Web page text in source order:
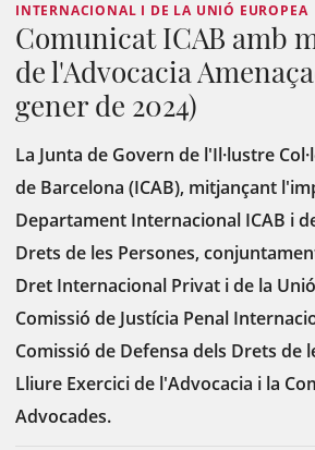
INTERNACIONAL I DE LA UNIÓ EUROPEA
Comunicat ICAB amb
de l'Advocacia
gener de 2024)
La Junta de Govern de l'Il·lustre
de Barcelona (ICAB), mitjançant
Departament Internacional ICAB i
Drets de les Persones,
Dret Internacional Privat i de la
Comissió de Justícia Penal
Comissió de Defensa dels Drets de
Lliure Exercici de l'Advocacia i la
Advocades.